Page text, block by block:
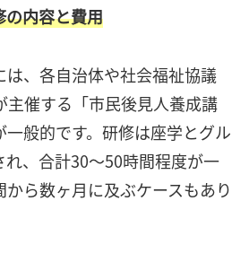
の内容と費用
、各自治体や社会福祉協議
主催する「市民後見人養成講
般的です。研修は座学とグル
、合計30〜50時間程度が一
ら数ヶ月に及ぶケースもあり